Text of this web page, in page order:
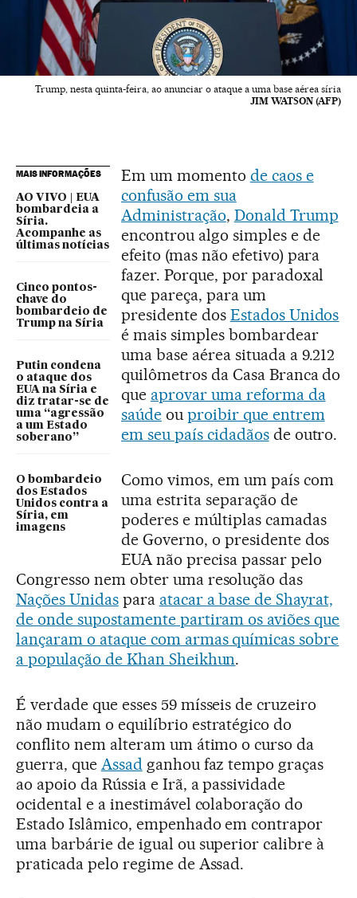
Trump, nesta quinta-feira, ao anunciar o ataque a uma base aérea síria
JIM WATSON (AFP)
MAIS INFORMAÇÕES
AO VIVO | EUA
bombardeia a
Síria.
Acompanhe as
últimas notícias
Cinco pontos-
chave do
bombardeio de
Trump na Síria
Putin condena
o ataque dos
EUA na Síria e
diz tratar-se de
uma “agressão
a um Estado
soberano”
O bombardeio
dos Estados
Unidos contra a
Síria, em
imagens
Em um momento de caos e
confusão em sua
Administração, Donald Trump
encontrou algo simples e de
efeito (mas não efetivo) para
fazer. Porque, por paradoxal
que pareça, para um
presidente dos Estados Unidos
é mais simples bombardear
uma base aérea situada a 9.212
quilômetros da Casa Branca do
que aprovar uma reforma da
saúdeou proibir que entrem
em seu país cidadãosde outro.
Como vimos, em um país com
uma estrita separação de
poderes e múltiplas camadas
de Governo, o presidente dos
EUA não precisa passar pelo
Congresso nem obter uma resolução das
Nações Unidaspara atacar a base de Shayrat,
de onde supostamente partiram os aviões que
lançaram o ataque com armas químicas sobre
a população de Khan Sheikhun.
É verdade que esses 59 mísseis de cruzeiro
não mudam o equilíbrio estratégico do
conflito nem alteram um átimo o curso da
guerra, que Assad ganhou faz tempo graças
ao apoio da Rússia e Irã, a passividade
ocidental e a inestimável colaboração do
Estado Islâmico, empenhado em contrapor
uma barbárie de igual ou superior calibre à
praticada pelo regime de Assad.